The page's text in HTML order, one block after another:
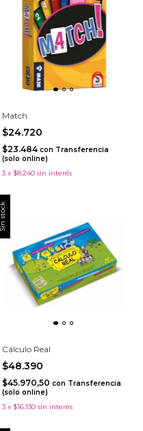
Match
$24.720
$23.484 con Transferencia
(solo online)
3 x $8.240 sin interés
Sin stock
Cálculo Real
$48.390
$45.970,50 con Transferencia
(solo online)
3 x $16.130 sin interés